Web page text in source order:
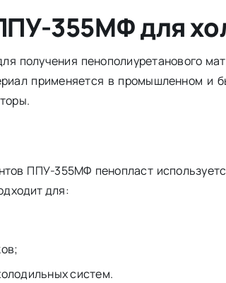
355МФ для
получения пенополиуретанового
применяется в промышленном и
ППУ-355МФ пенопласт
для:
систем.